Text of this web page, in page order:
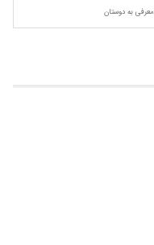
معرفی به دوستان